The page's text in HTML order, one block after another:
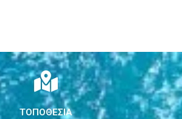
ΤΟΠΟΘΕΣΙΑ